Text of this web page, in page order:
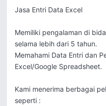
Jasa Entri Data Excel
Memiliki pengalaman di
selama lebih dari 5 tahun.
Memahami Data Entri dan
Excel/Google Spreadsheet.
Kami menerima berbagai
seperti :